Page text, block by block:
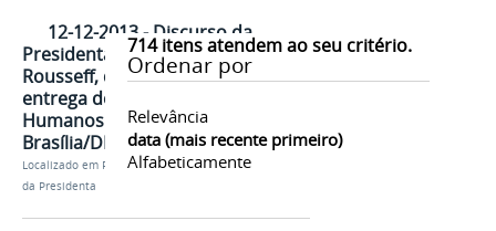
714itens atendem ao seu critério.
Ordenar por
Relevância
data (mais recente primeiro)
Alfabeticamente
12-12-2013 - Discurso da
Presidenta da República, Dilma
Rousseff, durante cerimônia de
entrega do Prêmio Direitos
Humanos 2013 (19ª Edição) -
Brasília/DF
Localizado em Presidência /…/Discursos /
da Presidenta